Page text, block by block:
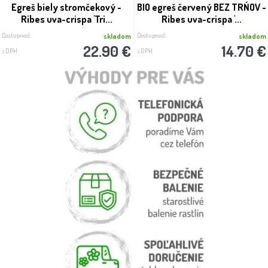
Egreš biely stromčekový -
Ribes uva-crispa 'Tri...
Dostupnosť: skladom
s DPH 22.90 €
BIO egreš červený BEZ TRŃOV -
Ribes uva-crispa '...
Dostupnosť: skladom
s DPH 14.70 €